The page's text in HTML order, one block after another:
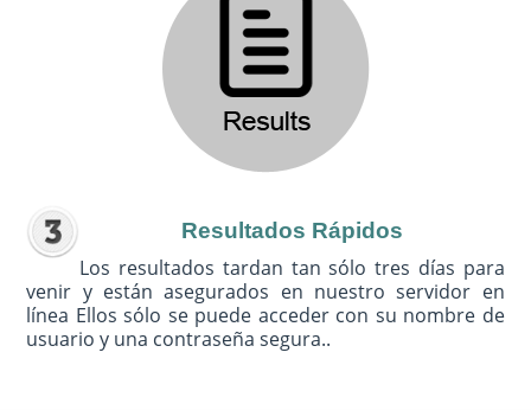
Resultados Rápidos
Los resultados tardan tan sólo tres días para
venir y están asegurados en nuestro servidor en
línea Ellos sólo se puede acceder con su nombre de
usuario y una contraseña segura..